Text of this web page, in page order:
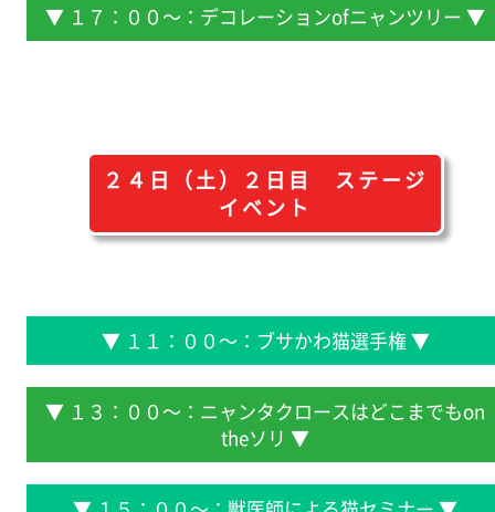
▼ １７：００～：デコレーションofニャンツリー ▼
２４日（土）２日目 ステージ
イベント
▼ １１：００～：ブサかわ猫選手権 ▼
▼ １３：００～：ニャンタクロースはどこまでもon
theソリ ▼